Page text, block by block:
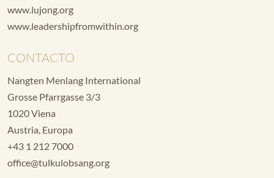
www.lujong.org
www.leadershipfromwithin.org
CONTACTO
Nangten Menlang International
Grosse Pfarrgasse 3/3
1020 Viena
Austria, Europa
+43 1 212 7000
office@tulkulobsang.org